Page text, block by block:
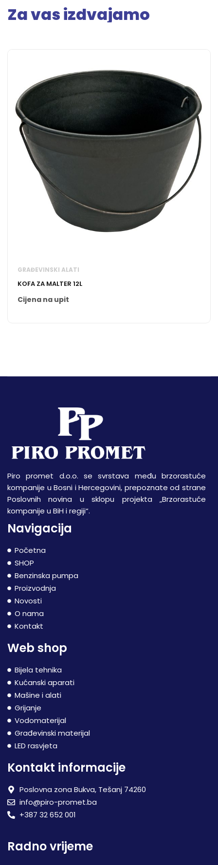
Za vas izdvajamo
GRAĐEVINSKI ALATI
KOFA ZA MALTER 12L
Cijena na upit
Piro promet d.o.o. se svrstava među brzorastuće
kompanije u Bosni i Hercegovini, prepoznate od strane
Poslovnih novina u sklopu projekta „Brzorastuće
kompanije u BiH i regiji“.
Navigacija
Početna
SHOP
Benzinska pumpa
Proizvodnja
Novosti
O nama
Kontakt
Web shop
Bijela tehnika
Kućanski aparati
Mašine i alati
Grijanje
Vodomaterijal
Građevinski materijal
LED rasvjeta
Kontakt informacije
Poslovna zona Bukva, Tešanj 74260
info@piro-promet.ba
+387 32 652 001
Radno vrijeme